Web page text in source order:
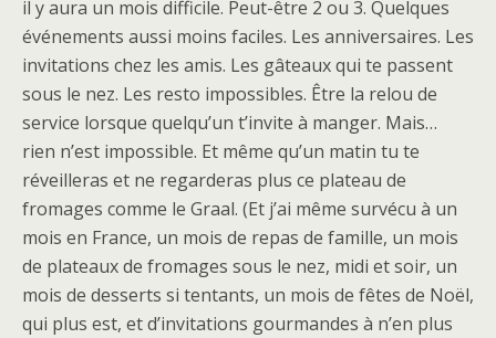
il y aura un mois difficile. Peut-être 2 ou 3. Quelques
événements aussi moins faciles. Les anniversaires. Les
invitations chez les amis. Les gâteaux qui te passent
sous le nez. Les resto impossibles. Être la relou de
service lorsque quelqu’un t’invite à manger. Mais…
rien n’est impossible. Et même qu’un matin tu te
réveilleras et ne regarderas plus ce plateau de
fromages comme le Graal. (Et j’ai même survécu à un
mois en France, un mois de repas de famille, un mois
de plateaux de fromages sous le nez, midi et soir, un
mois de desserts si tentants, un mois de fêtes de Noël,
qui plus est, et d’invitations gourmandes à n’en plus